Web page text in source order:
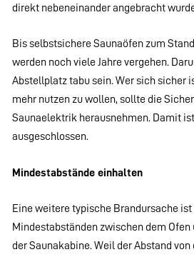
direkt nebeneinander angebracht
Bis selbstsichere Saunaöfen zum
werden noch viele Jahre vergehen.
Abstellplatz tabu sein. Wer sich sicher
mehr nutzen zu wollen, sollte die
Saunaelektrik herausnehmen. Damit
ausgeschlossen.
Mindestabstände einhalten
Eine weitere typische Brandursache
Mindestabständen zwischen dem
der Saunakabine. Weil der Abstand